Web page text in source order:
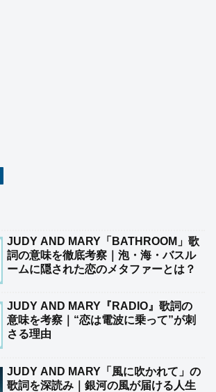
JUDY AND MARY「BATHROOM」歌
詞の意味を徹底考察｜泡・海・バスル
ームに隠された恋のメタファーとは？
JUDY AND MARY『RADIO』歌詞の
意味を考察｜“恋は電波に乗って”が刺
さる理由
JUDY AND MARY「風に吹かれて」の
歌詞を深読み｜銀河の風が届ける人生